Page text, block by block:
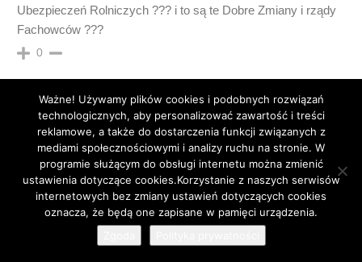
Ubezpieczeń Rolniczych ??? i to są te Dobre Zmiany i rządy
Fachowców ???
0
wio 10 lat temu
To jest zwykły pozer i dobrze, że już oddalił się od Olkusza.
Może za jakiś czas wyląduje w stolicy a potem znów nam tu
spadnie na 4 łapy.
Ważne! Używamy plików cookies i podobnych rozwiązań
technologicznych, aby personalizować zawartość i treści
reklamowe, a także do dostarczenia funkcji związanych z
mediami społecznościowymi i analizy ruchu na stronie. W
programie służącym do obsługi internetu można zmienić
ustawienia dotyczące cookies.Korzystanie z naszych serwisów
internetowych bez zmiany ustawień dotyczących cookies
oznacza, że będą one zapisane w pamięci urządzenia.